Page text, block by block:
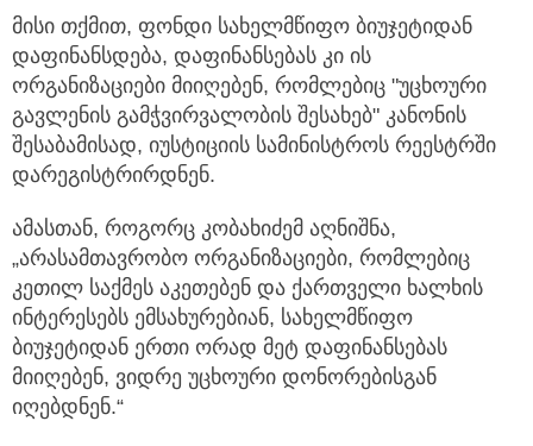
მისი თქმით, ფონდი სახელმწიფო ბიუჯეტიდან
დაფინანსდება, დაფინანსებას კი ის
ორგანიზაციები მიიღებენ, რომლებიც "უცხოური
გავლენის გამჭვირვალობის შესახებ" კანონის
შესაბამისად, იუსტიციის სამინისტროს რეესტრში
დარეგისტრირდნენ.
ამასთან, როგორც კობახიძემ აღნიშნა,
„არასამთავრობო ორგანიზაციები, რომლებიც
კეთილ საქმეს აკეთებენ და ქართველი ხალხის
ინტერესებს ემსახურებიან, სახელმწიფო
ბიუჯეტიდან ერთი ორად მეტ დაფინანსებას
მიიღებენ, ვიდრე უცხოური დონორებისგან
იღებდნენ.“